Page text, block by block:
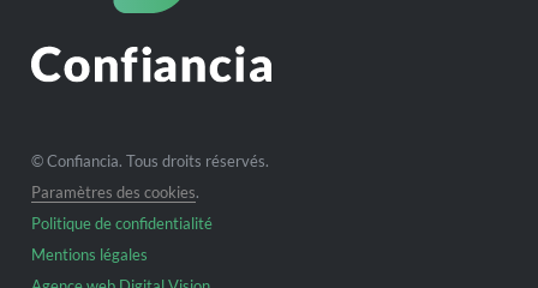
© Confiancia. Tous droits réservés.
Paramètres des cookies.
Politique de confidentialité
Mentions légales